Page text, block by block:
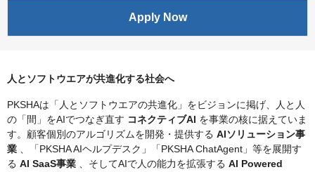
Apply Now
人とソフトウエアが共進化する社会へ
PKSHAは「人とソフトウエアの共進化」をビジョンに掲げ、人と人
の「間」をAIでつなぎ直す コネクティブAI を事業の核に据えていま
す。顧客個別のアルゴリズムを開発・提供する AIソリューション事
業 、「PKSHA AIヘルプデスク」「PKSHA ChatAgent」等を展開す
る AI SaaS事業 、そしてAIで人の能力を拡張する AI Powered